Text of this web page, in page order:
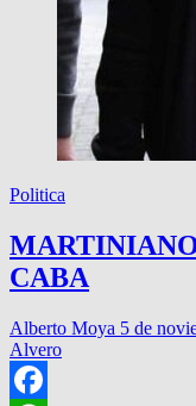
Politica
CABA
Alberto Moya 5 de
Alvero